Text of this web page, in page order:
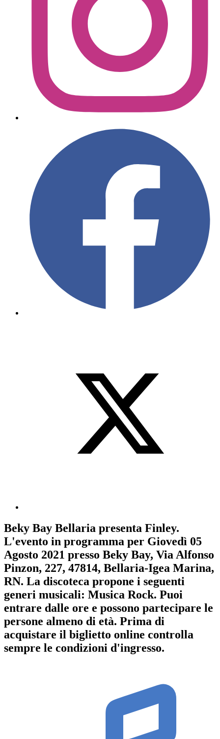
Beky Bay Bellaria presenta Finley.
L'evento in programma per Giovedì 05
Agosto 2021 presso Beky Bay, Via Alfonso
Pinzon, 227, 47814, Bellaria-Igea Marina,
RN. La discoteca propone i seguenti
generi musicali: Musica Rock. Puoi
entrare dalle ore e possono partecipare le
persone almeno di età. Prima di
acquistare il biglietto online controlla
sempre le condizioni d'ingresso.